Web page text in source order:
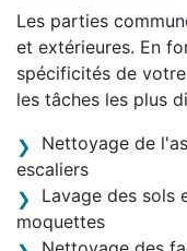
Les parties
et extérieures. En
spécificités de
les tâches les plus
Nettoyage de
escaliers
Lavage des sols
moquettes